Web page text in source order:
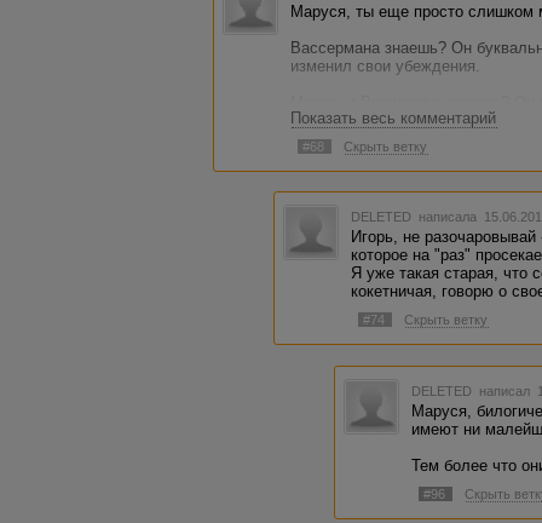
Игорь, ей-Богу, тупость, жадность и
убеждаюсь. Это действительно так.
писать не может и абзацы копипаста
не поможет.
Так что пусть их. Грош цена всем этим
недолог.
Маруся, ты еще просто слишком
Вассермана знаешь? Он
изменил свои убеждения.
круче. Он 10-13 лет назад
сейчас вроде бы - нормальный
**************
А ты - просто молода еще
переменчиво:)).
Показать весь комментарий
#68 Скрыть ветку
DELETED написала
Игорь, не
которое на "раз"
Я уже такая старая, что
кокетничая, говорю о
#74 Скрыть ветку
DELETED написал
Маруся,
имеют ни
Тем более что
#96 Скрыть